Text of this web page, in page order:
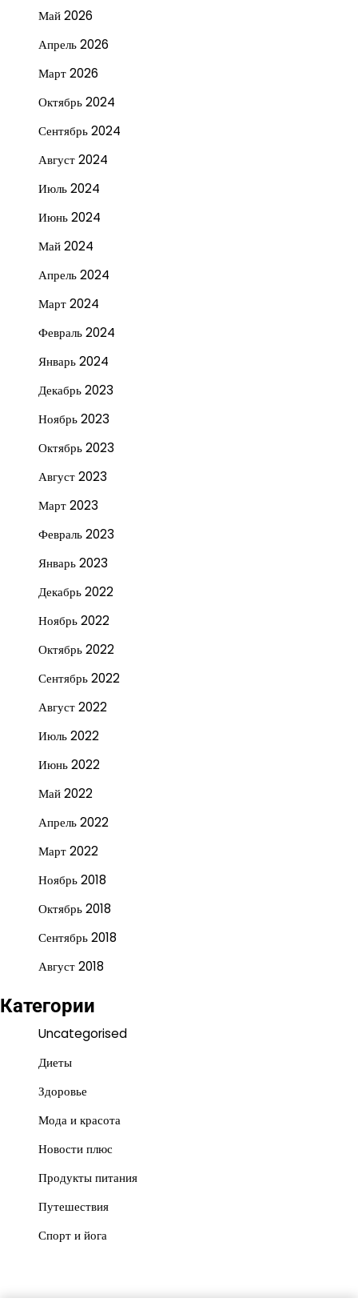
Май 2026
Апрель 2026
Март 2026
Октябрь 2024
Сентябрь 2024
Август 2024
Июль 2024
Июнь 2024
Май 2024
Апрель 2024
Март 2024
Февраль 2024
Январь 2024
Декабрь 2023
Ноябрь 2023
Октябрь 2023
Август 2023
Март 2023
Февраль 2023
Январь 2023
Декабрь 2022
Ноябрь 2022
Октябрь 2022
Сентябрь 2022
Август 2022
Июль 2022
Июнь 2022
Май 2022
Апрель 2022
Март 2022
Ноябрь 2018
Октябрь 2018
Сентябрь 2018
Август 2018
Категории
Uncategorised
Диеты
Здоровье
Мода и красота
Новости плюс
Продукты питания
Путешествия
Спорт и йога